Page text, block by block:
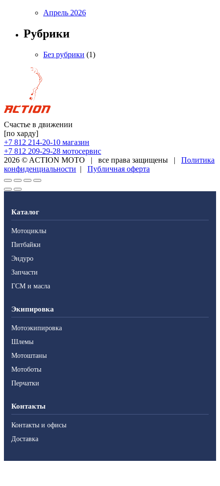
Апрель 2026
Рубрики
Без рубрики (1)
Счастье в движении
[по харду]
+7 812 214-20-10 магазин
+7 812 209-29-28 мотосервис
2026 © ACTION MOTO | все права защищены |
Политика
конфиденциальности | Публичная оферта
Каталог
Мотоциклы
Питбайки
Эндуро
Запчасти
ГСМ и масла
Экипировка
Мотоэкипировка
Шлемы
Мотоштаны
Мотоботы
Перчатки
Контакты
Контакты и офисы
Доставка